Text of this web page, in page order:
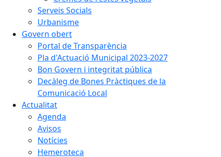
Serveis Socials
Urbanisme
Govern obert
Portal de Transparència
Pla d'Actuació Municipal 2023-2027
Bon Govern i integritat pública
Decàleg de Bones Pràctiques de la
Comunicació Local
Actualitat
Agenda
Avisos
Notícies
Hemeroteca